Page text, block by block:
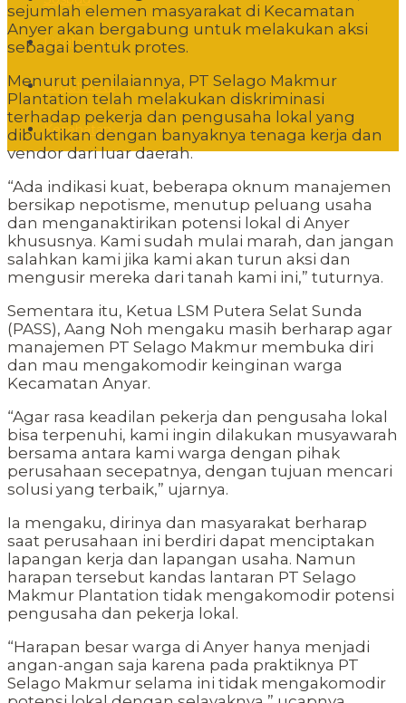
Lingkungan
Sudut Kota
Kesehatan
sejumlah elemen masyarakat di Kecamatan
Anyer akan bergabung untuk melakukan aksi
sebagai bentuk protes.
Menurut penilaiannya, PT Selago Makmur
Plantation telah melakukan diskriminasi
terhadap pekerja dan pengusaha lokal yang
dibuktikan dengan banyaknya tenaga kerja dan
vendor dari luar daerah.
“Ada indikasi kuat, beberapa oknum manajemen
bersikap nepotisme, menutup peluang usaha
dan menganaktirikan potensi lokal di Anyer
khususnya. Kami sudah mulai marah, dan jangan
salahkan kami jika kami akan turun aksi dan
mengusir mereka dari tanah kami ini,” tuturnya.
Sementara itu, Ketua LSM Putera Selat Sunda
(PASS), Aang Noh mengaku masih berharap agar
manajemen PT Selago Makmur membuka diri
dan mau mengakomodir keinginan warga
Kecamatan Anyar.
“Agar rasa keadilan pekerja dan pengusaha lokal
bisa terpenuhi, kami ingin dilakukan musyawarah
bersama antara kami warga dengan pihak
perusahaan secepatnya, dengan tujuan mencari
solusi yang terbaik,” ujarnya.
Ia mengaku, dirinya dan masyarakat berharap
saat perusahaan ini berdiri dapat menciptakan
lapangan kerja dan lapangan usaha. Namun
harapan tersebut kandas lantaran PT Selago
Makmur Plantation tidak mengakomodir potensi
pengusaha dan pekerja lokal.
“Harapan besar warga di Anyer hanya menjadi
angan-angan saja karena pada praktiknya PT
Selago Makmur selama ini tidak mengakomodir